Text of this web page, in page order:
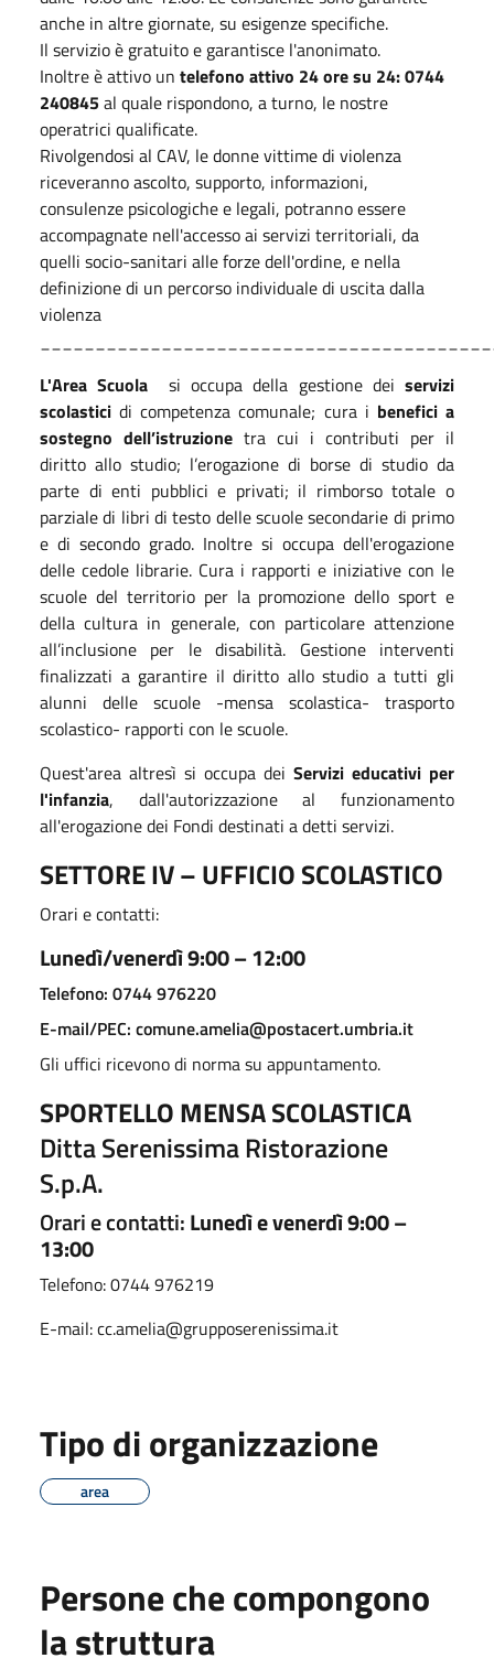
anche in altre giornate, su esigenze specifiche.
Il servizio è gratuito e garantisce l'anonimato.
Inoltre è attivo un telefono attivo 24 ore su 24: 0744
240845al quale rispondono, a turno, le nostre
operatrici qualificate.
Rivolgendosi al CAV, le donne vittime di violenza
riceveranno ascolto, supporto, informazioni,
consulenze psicologiche e legali, potranno essere
accompagnate nell'accesso ai servizi territoriali, da
quelli socio-sanitari alle forze dell'ordine, e nella
definizione di un percorso individuale di uscita dalla
violenza
L'Area Scuola
si occupa della gestione dei servizi
scolastici di competenza comunale; cura i benefici a
sostegno dell’istruzione tra cui i contributi per il
diritto allo studio; l’erogazione di borse di studio da
parte di enti pubblici e privati; il rimborso totale o
parziale di libri di testo delle scuole secondarie di primo
e di secondo grado. Inoltre si occupa dell'erogazione
delle cedole librarie. Cura i rapporti e iniziative con le
scuole del territorio per la promozione dello sport e
della cultura in generale, con particolare attenzione
all’inclusione per le disabilità. Gestione interventi
finalizzati a garantire il diritto allo studio a tutti gli
alunni delle scuole -mensa scolastica- trasporto
scolastico- rapporti con le scuole.
Quest'area altresì si occupa dei Servizi educativi per
l'infanzia, dall'autorizzazione al funzionamento
all'erogazione dei Fondi destinati a detti servizi.
SETTORE IV – UFFICIO SCOLASTICO
Orari e contatti:
Lunedì/venerdì 9:00 – 12:00
Telefono: 0744 976220
E-mail/PEC: comune.amelia@postacert.umbria.it
Gli uffici ricevono di norma su appuntamento.
SPORTELLO MENSA SCOLASTICA
Ditta Serenissima Ristorazione
S.p.A.
Orari e contatti:Lunedì e venerdì 9:00 –
13:00
Telefono: 0744 976219
E-mail: cc.amelia@grupposerenissima.it
Tipo di organizzazione
area
Persone che compongono
la struttura